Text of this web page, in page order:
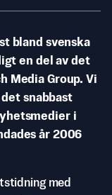
bland svenska
en del av det
Media Group. Vi
snabbast
i
år 2006
med